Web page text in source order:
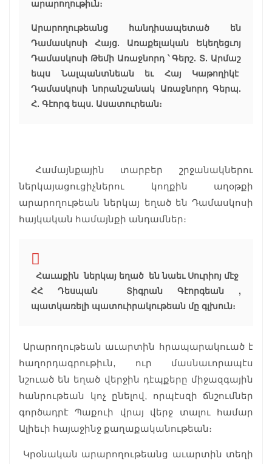
արարողութիւն։
Արարողութեանց հանդիսապետած են
Դամասկոսի Հայց. Առաքելական Եկեղեցւոյ
Դամասկոսի Թեմի Առաջնորդ ՝ Գերշ. Տ. Արմաշ
եպս Նալպանտնեան եւ Հայ Կաթողիկէ
Դամասկոսի նորանշանակ Առաջնորդ Գերպ.
Հ. Գէորգ եպս. Ասատուրեան։
Համայնքային տարբեր շրջանակներու
ներկայացուցիչներու կողքին աղօթքի
արարողութեան ներկայ եղած են Դամասկոսի
հայկական համայնքի անդամներ։
Հաւաքին ներկայ եղած են նաեւ Սուրիոյ մէջ
ՀՀ Դեսպան Տիգրան Գէորգեան ,
պատկառելի պատուիրակութեան մը գլխուն։
Արարողութեան աւարտին հրապարակուած է
հաղորդագրութիւն, ուր մասնաւորապէս
նշուած են եղած վերջին դէպքերը միջազգային
հանրութեան կոչ ընելով, որպէսզի ճնշումներ
գործադրէ Պաքուի վրայ վերջ տալու համար
Ալիեւի հայաջինջ քաղաքականութեան։
Կրօնական արարողութեանց աւարտին տեղի